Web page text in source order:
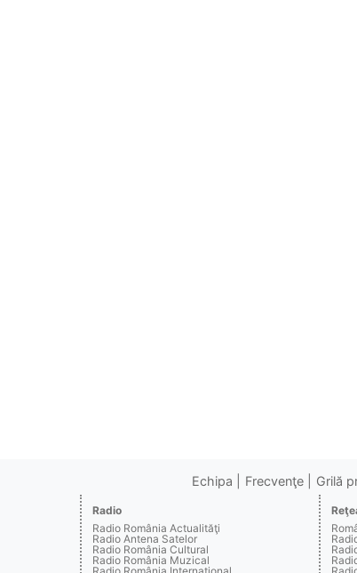
Echipa Frecvenţe Grilă
Radio
Radio România Actualităţi
Radio Antena Satelor
Radio România Cultural
Radio România Muzical